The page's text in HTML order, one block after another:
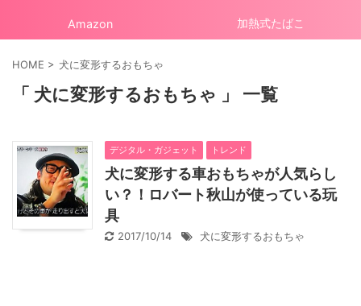
Amazon 加熱式たばこ
HOME > 犬に変形するおもちゃ
「 犬に変形するおもちゃ 」 一覧
デジタル・ガジェット トレンド
犬に変形する車おもちゃが人気らし
い？！ロバート秋山が使っている玩
具
2017/10/14 犬に変形するおもちゃ